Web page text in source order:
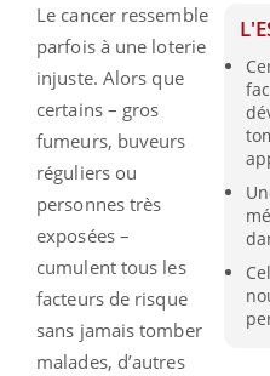
Le cancer ressemble
parfois à une loterie
injuste. Alors que
certains – gros
fumeurs, buveurs
réguliers ou
personnes très
exposées –
cumulent tous les
facteurs de risque
sans jamais tomber
malades, d’autres